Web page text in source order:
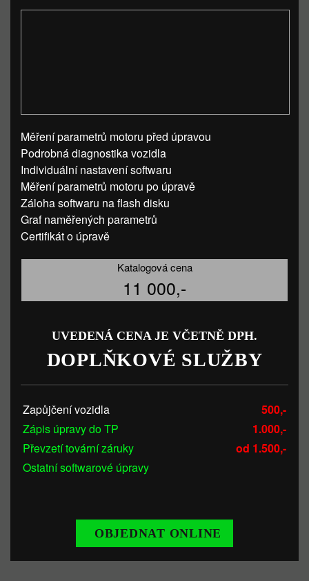
Měření parametrů motoru před úpravou
Podrobná diagnostika vozidla
Individuální nastavení softwaru
Měření parametrů motoru po úpravě
Záloha softwaru na flash disku
Graf naměřených parametrů
Certifikát o úpravě
Katalogová cena
11 000,-
UVEDENÁ CENA JE VČETNĚ DPH.
DOPLŇKOVÉ SLUŽBY
Zapůjčení vozidla
500,-
Zápis úpravy do TP
1.000,-
Převzetí tovární záruky
od 1.500,-
Ostatní softwarové úpravy
OBJEDNAT ONLINE